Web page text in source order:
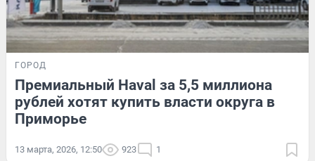
ГОРОД
Премиальный Haval за 5,5 миллиона
рублей хотят купить власти округа в
Приморье
13 марта, 2026, 12:50 923 1